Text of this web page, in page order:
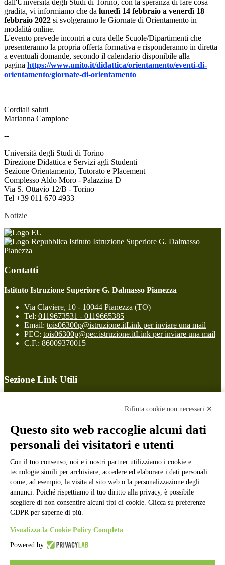
dall'Università degli Studi di Torino, con la speranza di fare cosa
gradita, vi informiamo che da lunedì 14 febbraio a venerdì 18
febbraio 2022 si svolgeranno le Giornate di Orientamento in
modalità online.
L'evento prevede incontri a cura delle Scuole/Dipartimenti che
presenteranno la propria offerta formativa e risponderanno in diretta
a eventuali domande, secondo il calendario disponibile alla
pagina https://www.unito.it/didattica/orientamento/eventi-di-
orientamento/giornate-di-orientamento
Cordiali saluti
Marianna Campione
--
Università degli Studi di Torino
Direzione Didattica e Servizi agli Studenti
Sezione Orientamento, Tutorato e Placement
Complesso Aldo Moro - Palazzina D
Via S. Ottavio 12/B - Torino
Tel +39 011 670 4933
Notizie
Istituto Istruzione Superiore G. Dalmasso
Pianezza
Contatti
Istituto Istruzione Superiore G. Dalmasso Pianezza
Via Claviere, 10 - 10044 Pianezza (TO)
Tel: 0119673531 - 0119665385
Email: tois06300p@istruzione.itLink per inviare una mail
PEC: tois06300p@pec.istruzione.itLink per inviare una mail
C.F.: 86009370015
Sezione Link Utili
Ufficio Relazioni con il Pubblico
Dichiarazione di accessibilità
Obiettivi di accessibilità
Gestione consensi cookie
Amministrazione trasparente
Pagina visualizzata
1009 volte
Sezione Copyright
Copyright 2026 | Engineered and powered by Gruppo Spaggiari
Parma S.p.A. | Divisione Publishing & New Social Media
Rifiuta cookie non necessari ✕
Questo sito web raccoglie alcuni dati
personali dei visitatori e utenti
Con il tuo consenso, noi e i nostri partner utilizziamo i cookie e
tecnologie simili per archiviare, accedere ed elaborare i dati personali
come, ad esempio, la visita al sito web o la personalizzazione degli
annunci. Poiché rispettiamo il tuo diritto alla privacy, è possibile
scegliere di non consentire alcuni tipi di cookie. Clicca su preferenze
GDPR per saperne di più.
Visualizza la Cookie Policy Completa
Powered by